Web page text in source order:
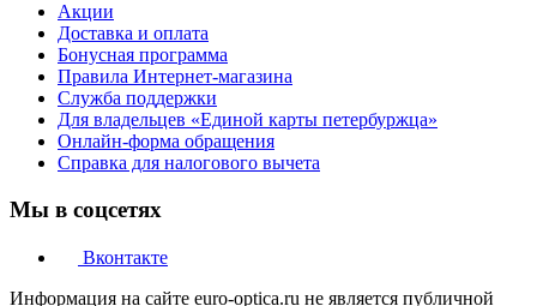
Акции
Доставка и оплата
Бонусная программа
Правила Интернет-магазина
Служба поддержки
Для владельцев «Единой карты петербуржца»
Онлайн-форма обращения
Справка для налогового вычета
Мы в соцсетях
Вконтакте
Информация на сайте euro-optica.ru не является публичной